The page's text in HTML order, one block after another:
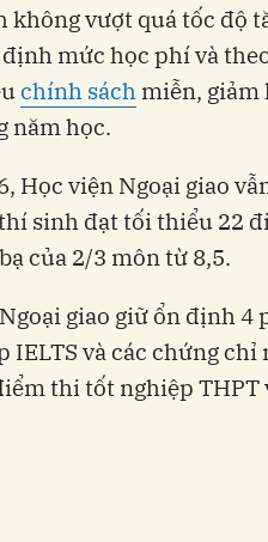
không vượt quá tốc độ
mức học phí và
chính sách miễn, giảm
năm học.
Học viện Ngoại giao
sinh đạt tối thiểu 22
của 2/3 môn từ 8,5.
giao giữ ổn định
IELTS và các chứng
thi tốt nghiệp THPT